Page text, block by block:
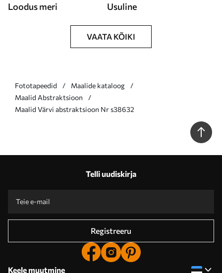
Loodus meri Usuline
VAATA KÕIKI
Fototapeedid
Maalide kataloog
Maalid Abstraktsioon
Maalid Värvi abstraktsioon Nr s38632
Telli uudiskirja
Registreeru
Keele muutmine